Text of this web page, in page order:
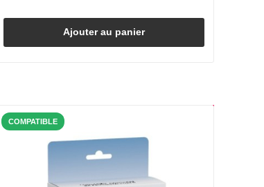
Ajouter au panier
COMPATIBLE